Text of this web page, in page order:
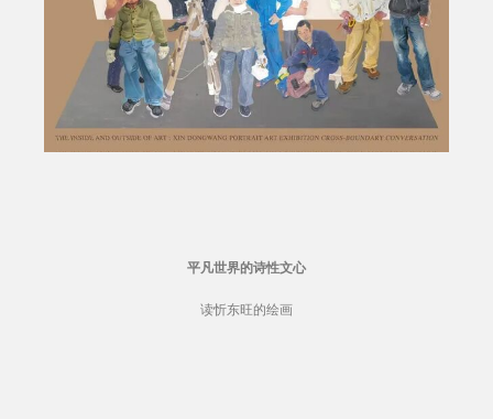
平凡世界的诗性文心
读忻东旺的绘画